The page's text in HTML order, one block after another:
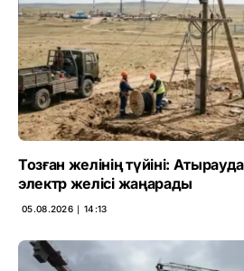
Тозған желінің түйіні:
электр желісі жаңарады
05.08.2026 ∣ 14:13